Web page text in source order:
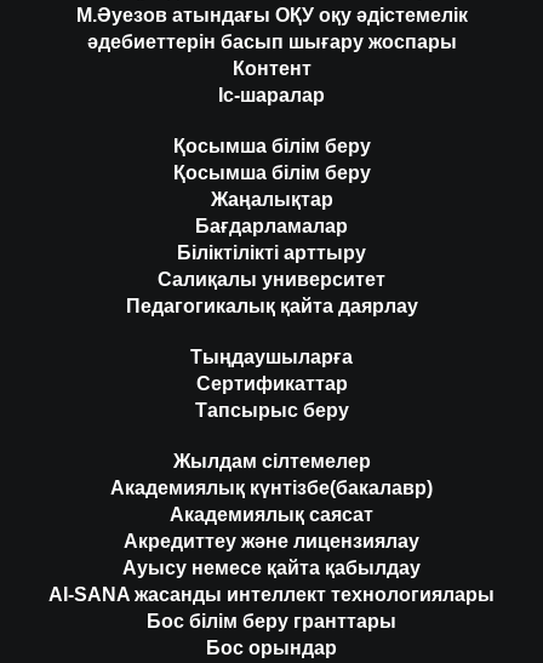
М.Әуезов атындағы ОҚУ оқу әдістемелік
әдебиеттерін басып шығару жоспары
Контент
Іс-шаралар
Қосымша білім беру
Қосымша білім беру
Жаңалықтар
Бағдарламалар
Біліктілікті арттыру
Салиқалы университет
Педагогикалық қайта даярлау
Тыңдаушыларға
Сертификаттар
Тапсырыс беру
Жылдам сілтемелер
Академиялық күнтізбе(бакалавр)
Академиялық саясат
Акредиттеу және лицензиялау
Ауысу немесе қайта қабылдау
AI-SANA жасанды интеллект технологиялары
Бос білім беру гранттары
Бос орындар